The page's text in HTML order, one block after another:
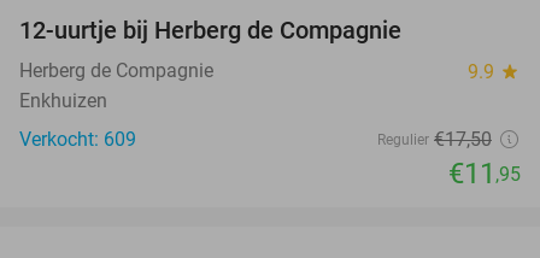
12-uurtje bij Herberg de Compagnie
Herberg de Compagnie 9.9 star
Enkhuizen
Verkocht: 609
Regulier €17,50
€11 ,95